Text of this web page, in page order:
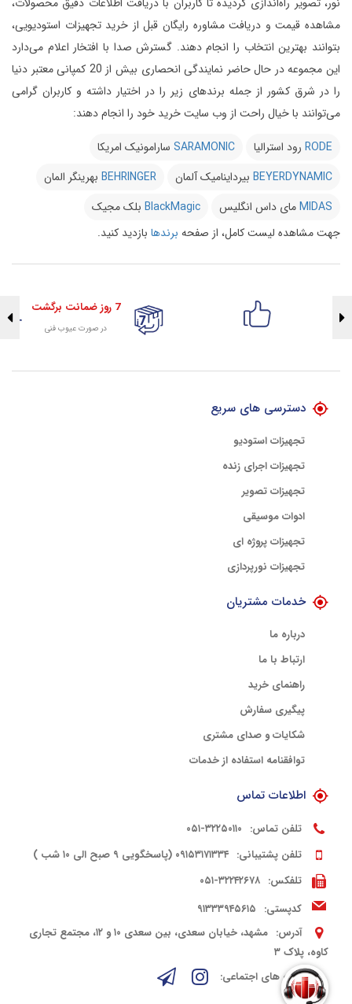
مشاهده قیمت و دریافت مشاوره رایگان قبل از خرید تجهیزات استودیویی،
بتوانند بهترین انتخاب را انجام دهند. گسترش صدا با افتخار اعلام می‌دارد
این مجموعه در حال حاضر نمایندگی انحصاری بیش از 20 کمپانی معتبر دنیا
را در شرق کشور از جمله برندهای زیر را در اختیار داشته و کاربران گرامی
می‌توانند با خیال راحت از وب سایت خرید خود را انجام دهند:
RODE رود استرالیا SARAMONIC سارامونیک امریکا
BEYERDYNAMIC بیرداینامیک آلمان BEHRINGER بهرینگر المان
MIDASمای داس انگلیس BlackMagic بلک مجیک
جهت مشاهده لیست کامل، از صفحه برندها بازدید کنید.
7 روز ضمانت برگشت
در صورت عیوب فنی
دسترسی های سریع
تجهیزات استودیو
تجهیزات اجرای زنده
تجهیزات تصویر
ادوات موسیقی
تجهیزات پروژه ای
تجهیزات نورپردازی
خدمات مشتریان
درباره ما
ارتباط با ما
راهنمای خرید
پیگیری سفارش
شکایات و صدای مشتری
توافقنامه استفاده از خدمات
اطلاعات تماس
تلفن تماس: ۳۲۲۵۰۱۱۰-۰۵۱
تلفن پشتیبانی: ۰۹۱۵۳۱۷۱۳۳۴ (پاسخگویی ۹ صبح الی ۱۰ شب )
تلفکس: ۳۲۲۴۲۶۷۸-۰۵۱
کدپستی: ۹۱۳۳۳۹۴۵۶۱۵
آدرس:
مشهد، خیابان سعدی، بین سعدی ۱۰ و ۱۲، مجتمع تجاری
کاوه، پلاک ۳
شبکه های اجتماعی: